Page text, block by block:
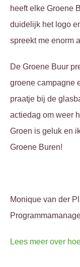
heeft elke Groene
duidelijk het logo
spreekt me enorm
De Groene Buur
groene campagne
praatje bij de
actiedag om weer
Groen is geluk en
Groene Buren!
Monique van der
Lees meer over